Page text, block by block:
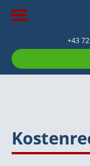
+43